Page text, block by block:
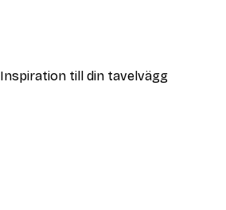
Inspiration till din tavelvägg